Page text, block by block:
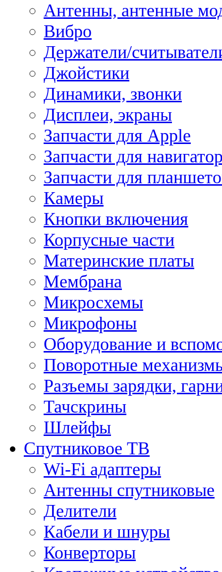
Антенны, антенные
Вибро
Держатели/
Джойстики
Динамики, звонки
Дисплеи, экраны
Запчасти для Apple
Запчасти для
Запчасти для
Камеры
Кнопки включения
Корпусные части
Материнские платы
Мембрана
Микросхемы
Микрофоны
Оборудование и
Поворотные
Разъемы зарядки,
Тачскрины
Шлейфы
Спутниковое ТВ
Wi-Fi адаптеры
Антенны спутниковые
Делители
Кабели и шнуры
Конверторы